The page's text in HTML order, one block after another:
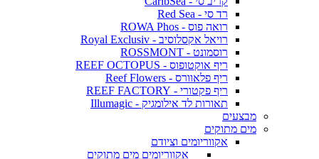
רד סי - Red Sea
רואה פוס - ROWA Phos
רויאל אקסלוסיב - Royal Exclusiv
רוסמונט - ROSSMONT
ריף אוקטופוס - REEF OCTOPUS
ריף פלאוורס - Reef Flowers
ריף פקטורי - REEF FACTORY
תאורות לד אילומגיק - Illumagic
מבצעים
מים מתוקים
אקווריומים וציודם
אקווריומים מים מתוקים